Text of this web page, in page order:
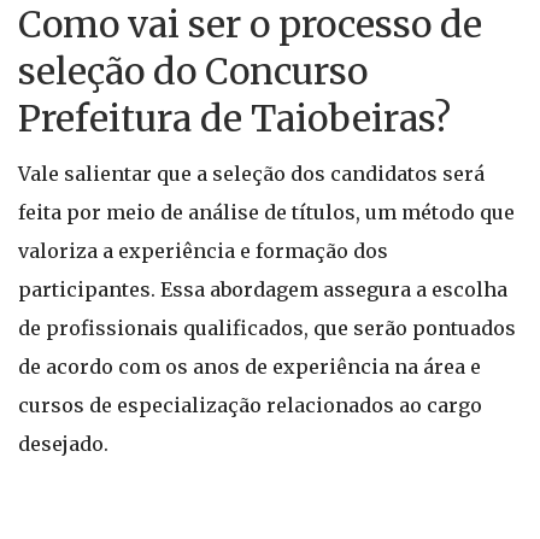
Como vai ser o processo de
seleção do Concurso
Prefeitura de Taiobeiras?
Vale salientar que a seleção dos candidatos será
feita por meio de análise de títulos, um método que
valoriza a experiência e formação dos
participantes. Essa abordagem assegura a escolha
de profissionais qualificados, que serão pontuados
de acordo com os anos de experiência na área e
cursos de especialização relacionados ao cargo
desejado.